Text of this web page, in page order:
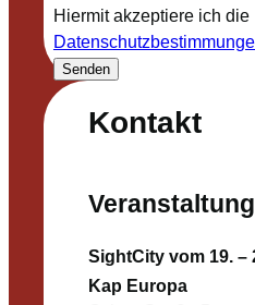
Kontakt
SightCity vom 19. –
Kap Europa
Hiermit akzeptiere ich die
Senden